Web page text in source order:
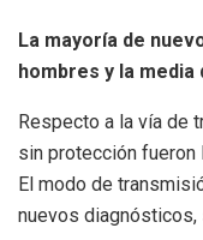
La mayoría de
hombres y la media
Respecto a la vía de
sin protección fueron
El modo de
nuevos diagnósticos,